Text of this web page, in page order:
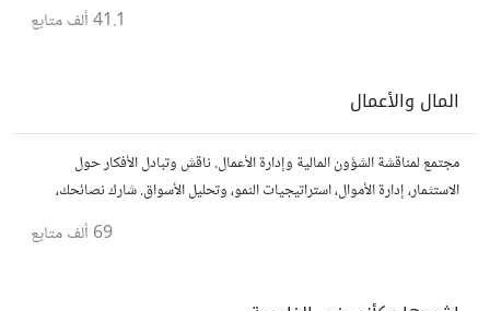
41.1 ألف متابع
المال والأعمال
مجتمع لمناقشة الشؤون المالية وإدارة الأعمال. ناقش وتبادل الأفكار حول
الاستثمار، إدارة الأموال، استراتيجيات النمو، وتحليل الأسواق. شارك نصائحك،
69 ألف متابع